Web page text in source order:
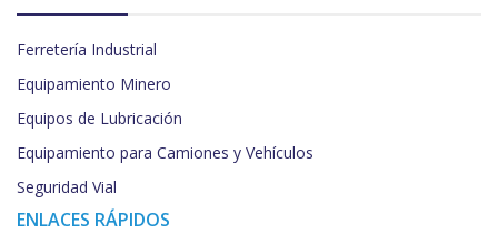
Ferretería Industrial
Equipamiento Minero
Equipos de Lubricación
Equipamiento para Camiones y Vehículos
Seguridad Vial
ENLACES RÁPIDOS